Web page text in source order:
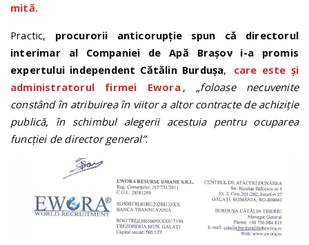
mită.
Practic, procurorii anticorupție spun că directorul
interimar al Companiei de Apă Brașov i-a promis
expertului independent Cătălin Burdușa,
care este și
administratorul firmei Ewora , „foloase necuvenite
constând în atribuirea în viitor a altor contracte de achiziție
publică, în schimbul alegerii acestuia pentru ocuparea
funcției de director general”.